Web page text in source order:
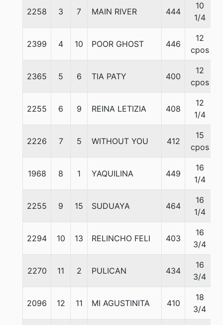
2258 3 7 MAIN RIVER 444
10
1/4
2399 4 10 POOR GHOST 446
12
cpos
2365 5 6 TIA PATY 400
12
cpos
2255 6 9 REINA LETIZIA 408
12
1/4
2226 7 5 WITHOUT YOU 412
15
cpos
1968 8 1 YAQUILINA 449
16
1/4
2255 9 15 SUDUAYA 464
16
1/4
2294 10 13 RELINCHO FELI 403
16
3/4
2270 11 2 PULICAN 434
16
3/4
2096 12 11 MI AGUSTINITA 410
18
3/4